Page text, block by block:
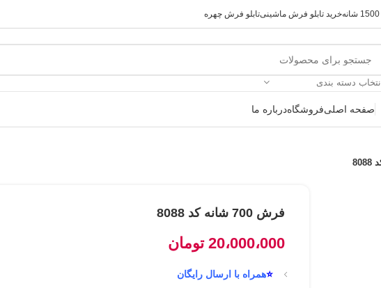
خرید تابلو فرش ماشینیتابلو فرش چهره
انتخاب دسته بندی
صفحه اصلیفروشگاهدرباره ما
فرش 700 شانه کد 8088
20،000،000 تومان
⭐همراه با ارسال رایگان